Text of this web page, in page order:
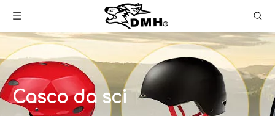
Casco da sci